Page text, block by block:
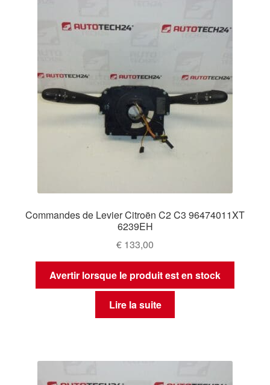
Commandes de Levier Citroën C2 C3 96474011XT
6239EH
€ 133,00
Avertir lorsque le produit est en stock
Lire la suite